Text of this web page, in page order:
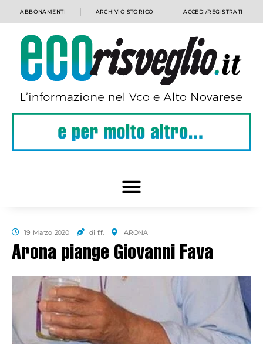
ABBONAMENTI ARCHIVIO STORICO ACCEDI/REGISTRATI
19 Marzo 2020 di f.f. ARONA
Arona piange Giovanni Fava